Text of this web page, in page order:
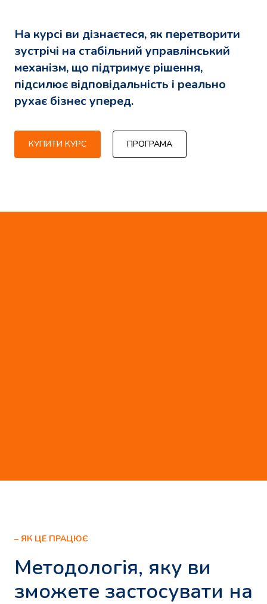
На курсі ви дізнаєтеся, як перетворити
зустрічі на стабільний управлінський
механізм, що підтримує рішення,
підсилює відповідальність і реально
рухає бізнес уперед.
КУПИТИ КУРС ПРОГРАМА
– ЯК ЦЕ ПРАЦЮЄ
Методологія, яку ви
зможете застосувати на